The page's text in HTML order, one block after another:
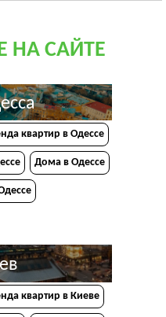
НА САЙТЕ
квартир в Одессе
Дома в Одессе
квартир в Киеве